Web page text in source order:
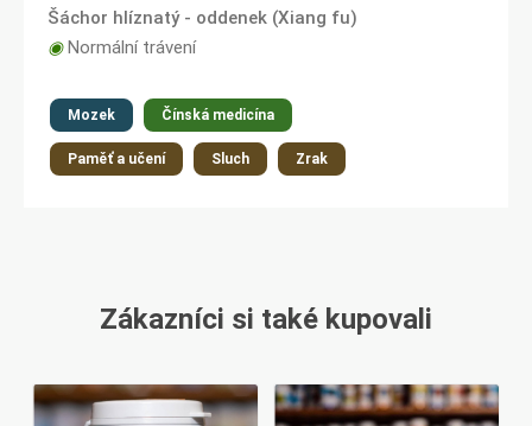
Šáchor hlíznatý - oddenek (Xiang fu)
◉Normální trávení
Mozek Čínská medicína
Paměť a učení Sluch Zrak
Zákazníci si také kupovali